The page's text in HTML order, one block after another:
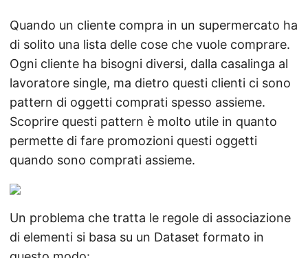
Quando un cliente compra in un supermercato ha
di solito una lista delle cose che vuole comprare.
Ogni cliente ha bisogni diversi, dalla casalinga al
lavoratore single, ma dietro questi clienti ci sono
pattern di oggetti comprati spesso assieme.
Scoprire questi pattern è molto utile in quanto
permette di fare promozioni questi oggetti
quando sono comprati assieme.
Un problema che tratta le regole di associazione
di elementi si basa su un Dataset formato in